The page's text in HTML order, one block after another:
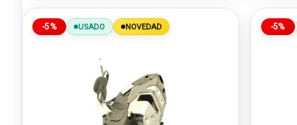
-5% USADO NOVEDAD -5%